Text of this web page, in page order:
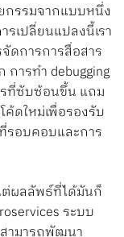
กรรมจากแบบหนึ่ง
รเปลี่ยนแปลงนี้เรา
ดการการสื่อสาร
การทำ debugging
ที่ซับซ้อนขึ้น แถม
ค้ดใหม่เพื่อรองรับ
รอบคอบและการ
ผลลัพธ์ที่ได้มันก็
ระบบ